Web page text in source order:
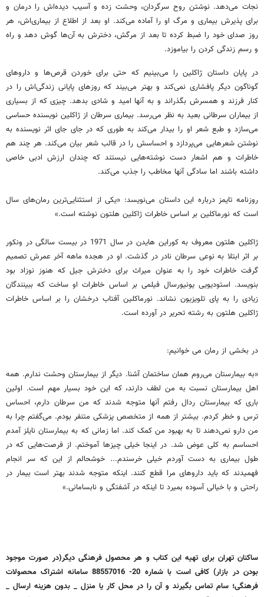
نجات می‌دهد. نوشتن روح سرگردان، وحشت زده و آسیب دیده‌اش را درمان و
برای پذیرش بیماری و مرگ او را آماده می‌کند. او بعد از اطلاع از بیماری‌اش، هر
روز صدای خود را ضبط کرده تا بعد از مرگش، دخترش به آن‌ها گوش دهد و راه
و رسم زندگی کردن را بیاموزد.
در پایان داستان ژاکلین را می‌بینیم که حتی برای خوردن قرص‌ها و داروهای
گوناگون دیگر پافشاری نمی‌کند و بهتر می‌بیند که روزهای پایانی زندگی‌اش را در
کنار فرزند و همسرش بگذراند و به آنها امید و شادی بدهد. چیزی که از بسیاری
از بیماران سرطانی بعید به نظر می‌رسد. بیماری سرطان از ژاکلین نویسنده حساسی
می‌سازد و طبع شعر او را بیدار می‌کند به طوری که در جای جای اثر نویسنده به
نوشتن شعرهایی می‌پردازد و احساسش را در قالب شعر بیان می‌کند. هر چند هم
خاطرات و هم اشعار دست نوشته‌هایی نیستند که چندان ارزش ادبی خاصی
داشته باشند اما سادگی آنها مخاطب را جذب می‌کند.
روزنامه تایمز درباره این داستان می‌نویسد: «یکی از استثنایی‌ترین رمان‌های سال
است که نورماکلین بر اساس خاطرات ژاکلین هلتون نوشته است.»
ژاکلین هلتون معروف به کوراین هایدن در سال 1971 در بیست سالگی در ونکور
بر اثر ابتلا به نوعی سرطان نادر در گذشت. او در هجده ماهه آخر عمرش تصمیم
گرفت خاطرات خود را به عنوان میراث برای دخترش جیل که هنوز نوزاد بود
بنویسد. استودیویی یونیورسال فیلمی بر اساس خاطرات او ساخت که ببینندگان
زیادی را به پای تلویزیون نشاند. نورماکلین آفتاب درخشان را بر اساس خاطرات
ژاکلین هلتون به رشته تحریر در آورده است.
در بخشی از رمان می خوانیم:
«به بیمارستان می‌روم همان ساختمان آشنا. دیگر از بیمارستان وحشت ندارم. همه
اهل بیمارستان نسبت به من لطف دارند، که این خود بسیار مهم است. اولین
باری که بیمارستان ردال رفتم آنها متوجه شدند که من سرطان دارم، احساس
ترس و خطر کردم. بیشتر از همه از متخصص پزشکی متنفر بودم. می‌گفتم چرا به
من دارو نمی‌دهند تا به بهبود من کمک کند. اما زمانی که به بیمارستان نایلز آمدم
احساسم به کلی عوض شد. در اینجا خیلی چیزها آموختم. از فرصت‌هایی که در
طول بیماری به دست آوردم خیلی خرسندم... خوشحالم از این که سر انجام
فهمیدند که باید داروهای مرا قطع کنند. اینکه متوجه شدند بهتر است بیمار در
راحتی و با خیالی آسوده بمیرد تا اینکه در آشفتگی و نابسامانی.»
ساکنان تهران برای تهیه این کتاب و هر محصول فرهنگی دیگر(در صورت موجود
بودن در بازار) کافی است با شماره 20- 88557016 سامانه اشتراک محصولات
فرهنگی؛ سام تماس بگیرند و آن را در محل کار یا منزل _ بدون هزینه ارسال _